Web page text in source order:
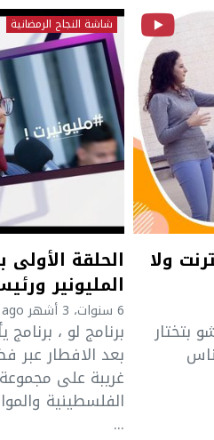
ولا
بتختار
شاشة النجاح الرمضانية
الحلقة
المليونير
6 سنوات، 3 أشهر ago
برنامج لو ،
بعد الافطار عبر
غريبة على
الفلسطينية
...